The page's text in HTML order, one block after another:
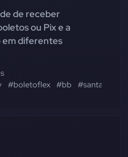
de receber
ou Pix e a
em diferentes
#boletoflex #bb #santander